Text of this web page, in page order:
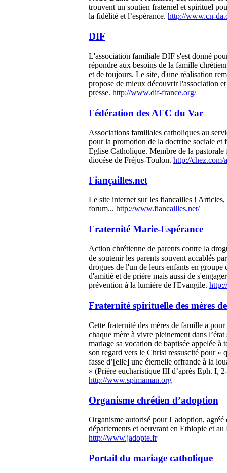
trouvent un soutien fraternel et spirituel
la fidélité et l’espérance. http://www.cn-
DIF
L'association familiale DIF s'est donné
répondre aux besoins de la famille
et de toujours. Le site, d'une réalisation
propose de mieux découvrir l'association
presse. http://www.dif-france.org/
Fédération des AFC du Var
Associations familiales catholiques au
pour la promotion de la doctrine sociale et
Eglise Catholique. Membre de la
diocése de Fréjus-Toulon. http://chez.com/
Fiançailles.net
Le site internet sur les fiancailles ! Articles,
forum... http://www.fiancailles.net/
Fraternité Marie-Espérance
Action chrétienne de parents contre la
de soutenir les parents souvent accablés
drogues de l'un de leurs enfants en groupe
d'amitié et de prière mais aussi de
prévention à la lumière de l'Evangile.
Fraternité spirituelle des mères
Cette fraternité des mères de famille a
chaque mère à vivre pleinement dans
mariage sa vocation de baptisée appelée à
son regard vers le Christ ressuscité pour «
fasse d’[elle] une éternelle offrande à la
» (Prière eucharistique III d’après Eph. I,
http://www.spimaman.org
Organisme chrétien d’adoption
Organisme autorisé pour l' adoption, agréé
départements et oeuvrant en Ethiopie et
http://www.jadopte.fr
Portail du mariage catholique